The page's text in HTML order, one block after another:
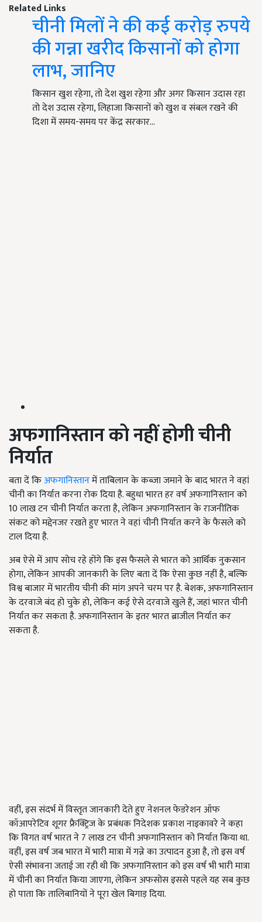
Related Links
चीनी मिलों ने की कई करोड़ रुपये
की गन्ना खरीद किसानों को होगा
लाभ, जानिए
किसान खुश रहेगा, तो देश खुश रहेगा और अगर किसान उदास रहा
तो देश उदास रहेगा, लिहाजा किसानों को खुश व संबल रखने की
दिशा में समय-समय पर केंद्र सरकार…
अफगानिस्तान को नहीं होगी चीनी
निर्यात
बता दें किअफगानिस्तानमें ताबिलान के कब्जा जमाने के बाद भारत ने वहां
चीनी का निर्यात करना रोक दिया है. बहुधा भारत हर वर्ष अफगानिस्तान को
10 लाख टन चीनी निर्यात करता है, लेकिन अफगानिस्तान के राजनीतिक
संकट को मद्देनजर रखते हुए भारत ने वहां चीनी निर्यात करने के फैसले को
टाल दिया है.
अब ऐसे में आप सोच रहे होंगे कि इस फैसले से भारत को आर्थिक नुकसान
होगा, लेकिन आपकी जानकारी के लिए बता दें कि ऐसा कुछ नहीं है, बल्कि
विश्व बाजार में भारतीय चीनी की मांग अपने चरम पर है. बेशक, अफगानिस्तान
के दरवाजे बंद हो चुके हो, लेकिन कई ऐसे दरवाजे खुले हैं, जहां भारत चीनी
निर्यात कर सकता है. अफगानिस्तान के इतर भारत ब्राजील निर्यात कर
सकता है.
वहीं, इस संदर्भ में विस्तृत जानकारी देते हुए नेशनल फेडरेशन ऑफ
कॉआपरेटिव शूगर फ्रैक्ट्रिज के प्रबंधक निदेशक प्रकाश नाइकावरे ने कहा
कि विगत वर्ष भारत ने 7 लाख टन चीनी अफगानिस्तान को निर्यात किया था.
वहीं, इस वर्ष जब भारत में भारी मात्रा में गन्ने का उत्पादन हुआ है, तो इस वर्ष
ऐसी संभावना जताई जा रही थी कि अफगानिस्तान को इस वर्ष भी भारी मात्रा
में चीनी का निर्यात किया जाएगा, लेकिन अफसोस इससे पहले यह सब कुछ
हो पाता कि तालिबानियों ने पूरा खेल बिगाड़ दिया.